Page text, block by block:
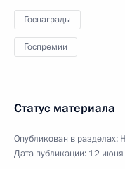
Госнаграды
Госпремии
Статус материала
Опубликован в разделах:
Дата публикации: 12